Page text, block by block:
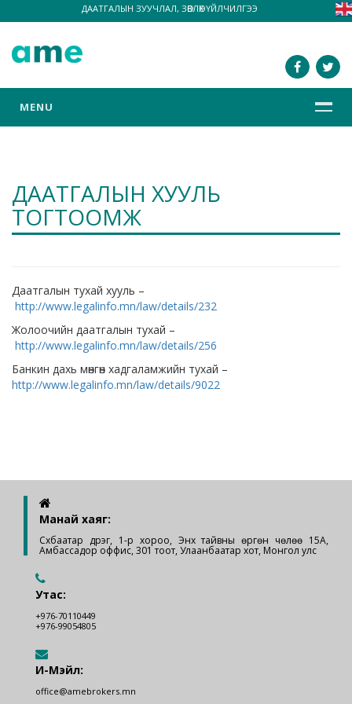
ДААТГАЛЫН ЗУУЧЛАЛ, ЗӨВЛӨХ ҮЙЛЧИЛГЭЭ
MENU
ДААТГАЛЫН ХУУЛЬ
ТОГТООМЖ
Даатгалын тухай хууль –
http://www.legalinfo.mn/law/details/232
Жолоочийн даатгалын тухай –
http://www.legalinfo.mn/law/details/256
Банкин дахь мөнгөн хадгаламжийн тухай –
http://www.legalinfo.mn/law/details/9022
Манай хаяг:
Сүхбаатар дүүрэг, 1-р хороо, Энх тайвны өргөн чөлөө 15А,
Амбассадор оффис, 301 тоот, Улаанбаатар хот, Монгол улс
Утас:
+976-70110449
+976-99054805
И-Мэйл:
office@amebrokers.mn